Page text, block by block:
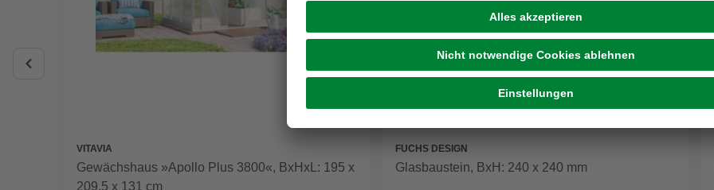
VITAVIA
Gewächshaus »Apollo Plus 3800«, BxHxL: 195 x
209,5 x 131 cm
FUCHS DESIGN
Glasbaustein, BxH: 240 x 240 mm